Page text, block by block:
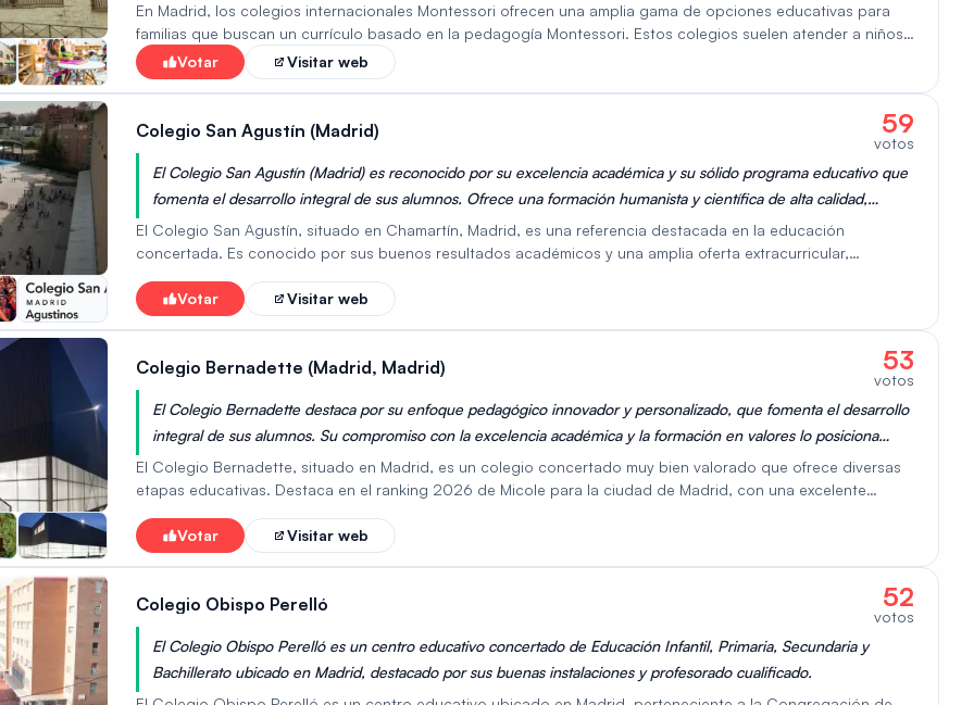
En Madrid, los colegios internacionales Montessori ofrecen una amplia gama de opciones educativas para
familias que buscan un currículo basado en la pedagogía Montessori. Estos colegios suelen atender a niños
desde la primera infancia hasta la adolescencia, y algunos ofrecen programas para alumnos de hasta 18
años. A menudo, combinan los principios Montessori con otros enfoques educativos, como el currículo
independencia, la creatividad y el pensamiento crítico. Muchos de estos colegios son bilingües, imparten
internacionales. Las tasas de matrícula varían según el colegio y el curso.
Votar Visitar web
Colegio San Agustín (Madrid) 59
votos
El Colegio San Agustín (Madrid) es reconocido por su excelencia académica y su sólido programa educativo que
fomenta el desarrollo integral de sus alumnos. Ofrece una formación humanista y científica de alta calidad,
preparando a los estudiantes para el éxito universitario y personal.
El Colegio San Agustín, situado en Chamartín, Madrid, es una referencia destacada en la educación
concertada. Es conocido por sus buenos resultados académicos y una amplia oferta extracurricular,
reputación y su enfoque integral lo mantienen como una de las mejores opciones dentro de los colegios
concertados de la capital.
Votar Visitar web
Colegio Bernadette (Madrid, Madrid) 53
votos
El Colegio Bernadette destaca por su enfoque pedagógico innovador y personalizado, que fomenta el desarrollo
integral de sus alumnos. Su compromiso con la excelencia académica y la formación en valores lo posiciona
como una institución educativa de referencia en Madrid.
El Colegio Bernadette, situado en Madrid, es un colegio concertado muy bien valorado que ofrece diversas
etapas educativas. Destaca en el ranking 2026 de Micole para la ciudad de Madrid, con una excelente
niveles de satisfacción entre alumnos y padres, lo que lo convierte en una opción deseable para las familias.
Votar Visitar web
Colegio Obispo Perelló 52
votos
El Colegio Obispo Perelló es un centro educativo concertado de Educación Infantil, Primaria, Secundaria y
Bachillerato ubicado en Madrid, destacado por sus buenas instalaciones y profesorado cualificado.